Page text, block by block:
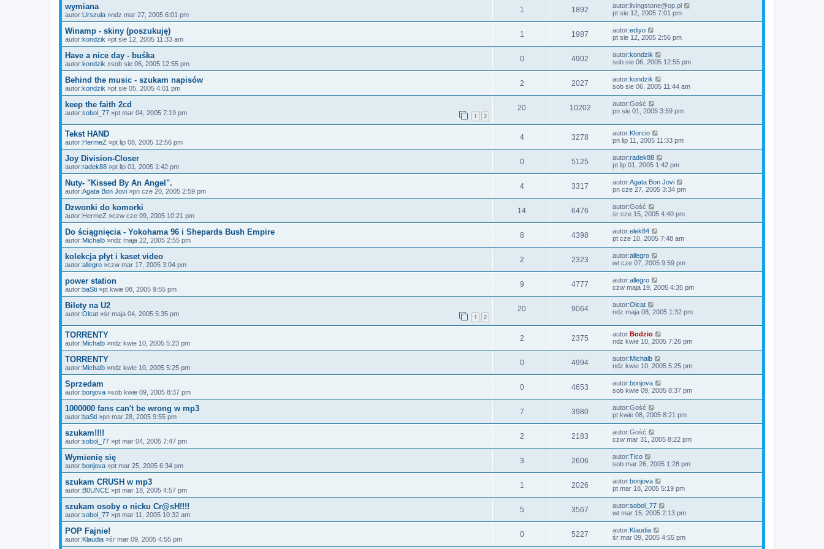
wymiana
autor:Urszula »ndz mar 27, 2005 6:01 pm
1 1892 autor:livingstone@op.pl
pt sie 12, 2005 7:01 pm
Winamp - skiny (poszukuję)
autor:kondzik »pt sie 12, 2005 11:33 am
1 1987 autor:ediyo
pt sie 12, 2005 2:56 pm
Have a nice day - buśka
autor:kondzik »sob sie 06, 2005 12:55 pm
0 4902 autor:kondzik
sob sie 06, 2005 12:55 pm
Behind the music - szukam napisów
autor:kondzik »pt sie 05, 2005 4:01 pm
2 2027 autor:kondzik
sob sie 06, 2005 11:44 am
keep the faith 2cd
autor:sobol_77 »pt mar 04, 2005 7:19 pm 1 2
20 10202 autor:Gość
pn sie 01, 2005 3:59 pm
Tekst HAND
autor:HermeZ »pt lip 08, 2005 12:56 pm
4 3278 autor:Klorcio
pn lip 11, 2005 11:33 pm
Joy Division-Closer
autor:radek88 »pt lip 01, 2005 1:42 pm
0 5125 autor:radek88
pt lip 01, 2005 1:42 pm
Nuty- "Kissed By An Angel".
autor:Agata Bon Jovi »pn cze 20, 2005 2:59 pm
4 3317 autor:Agata Bon Jovi
pn cze 27, 2005 3:34 pm
Dzwonki do komorki
autor:HermeZ »czw cze 09, 2005 10:21 pm
14 6476 autor:Gość
śr cze 15, 2005 4:40 pm
Do ściągnięcia - Yokohama 96 i Shepards Bush Empire
autor:Michalb »ndz maja 22, 2005 2:55 pm
8 4398 autor:elek84
pt cze 10, 2005 7:48 am
kolekcja płyt i kaset video
autor:allegro »czw mar 17, 2005 3:04 pm
2 2323 autor:allegro
wt cze 07, 2005 9:59 pm
power station
autor:baSti »pt kwie 08, 2005 9:55 pm
9 4777 autor:allegro
czw maja 19, 2005 4:35 pm
Bilety na U2
autor:Olcat »śr maja 04, 2005 5:35 pm 1 2
20 9064 autor:Olcat
ndz maja 08, 2005 1:32 pm
TORRENTY
autor:Michalb »ndz kwie 10, 2005 5:23 pm
2 2375 autor:Bodzio
ndz kwie 10, 2005 7:26 pm
TORRENTY
autor:Michalb »ndz kwie 10, 2005 5:25 pm
0 4994 autor:Michalb
ndz kwie 10, 2005 5:25 pm
Sprzedam
autor:bonjova »sob kwie 09, 2005 8:37 pm
0 4653 autor:bonjova
sob kwie 09, 2005 8:37 pm
1000000 fans can't be wrong w mp3
autor:baSti »pn mar 28, 2005 9:55 pm
7 3980 autor:Gość
pt kwie 08, 2005 8:21 pm
szukam!!!!
autor:sobol_77 »pt mar 04, 2005 7:47 pm
2 2183 autor:Gość
czw mar 31, 2005 8:22 pm
Wymienię się
autor:bonjova »pt mar 25, 2005 6:34 pm
3 2606 autor:Tico
sob mar 26, 2005 1:28 pm
szukam CRUSH w mp3
autor:B0UNCE »pt mar 18, 2005 4:57 pm
1 2026 autor:bonjova
pt mar 18, 2005 5:19 pm
szukam osoby o nicku Cr@sH!!!!
autor:sobol_77 »pt mar 11, 2005 10:32 am
5 3567 autor:sobol_77
wt mar 15, 2005 2:13 pm
POP Fajnie!
autor:Klaudia »śr mar 09, 2005 4:55 pm
0 5227 autor:Klaudia
śr mar 09, 2005 4:55 pm